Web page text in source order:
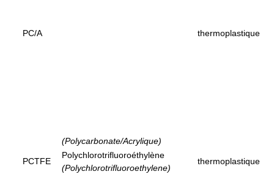
PC/A
(Polycarbonate/Acrylique)
thermoplastique
PCTFE
Polychlorotrifluoroéthylène
(Polychlorotrifluoroethylene)
thermoplastique